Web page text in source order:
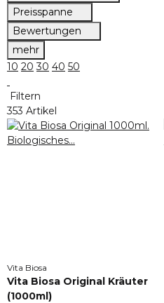
Preisspanne
Bewertungen
mehr
10 20 30 40 50
Filtern
353 Artikel
Vita Biosa
Vita Biosa Original Kräuter
(1000ml)